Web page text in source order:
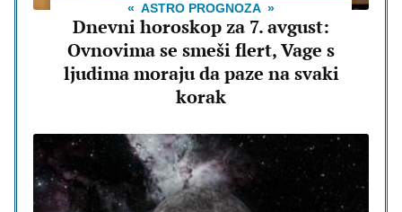
ASTRO PROGNOZA
Dnevni horoskop za 7. avgust:
Ovnovima se smeši flert, Vage s
ljudima moraju da paze na svaki
korak